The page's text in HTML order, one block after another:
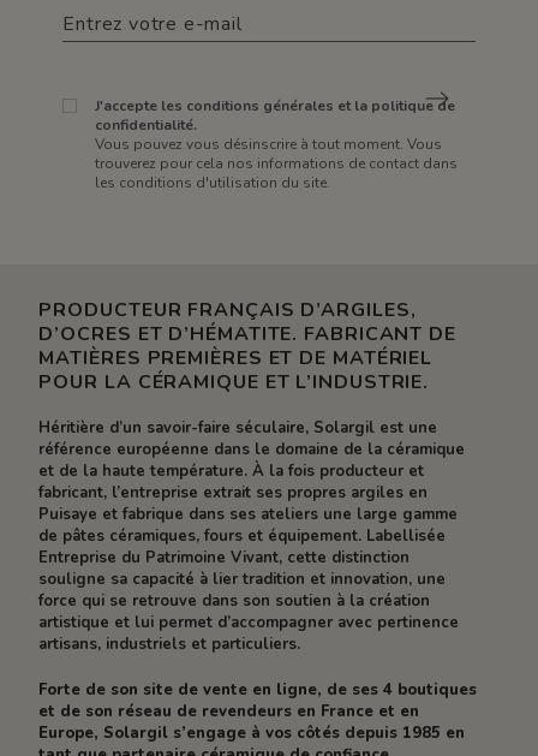
J'accepte les conditions générales et la politique de
confidentialité.
Vous pouvez vous désinscrire à tout moment. Vous
trouverez pour cela nos informations de contact dans
les conditions d'utilisation du site.
PRODUCTEUR FRANÇAIS D’ARGILES,
D’OCRES ET D’HÉMATITE. FABRICANT DE
MATIÈRES PREMIÈRES ET DE MATÉRIEL
POUR LA CÉRAMIQUE ET L’INDUSTRIE.
Héritière d’un savoir-faire séculaire, Solargil est une
référence européenne dans le domaine de la céramique
et de la haute température. À la fois producteur et
fabricant, l’entreprise extrait ses propres argiles en
Puisaye et fabrique dans ses ateliers une large gamme
de pâtes céramiques, fours et équipement. Labellisée
Entreprise du Patrimoine Vivant, cette distinction
souligne sa capacité à lier tradition et innovation, une
force qui se retrouve dans son soutien à la création
artistique et lui permet d’accompagner avec pertinence
artisans, industriels et particuliers.
Forte de son site de vente en ligne, de ses 4 boutiques
et de son réseau de revendeurs en France et en
Europe, Solargil s’engage à vos côtés depuis 1985 en